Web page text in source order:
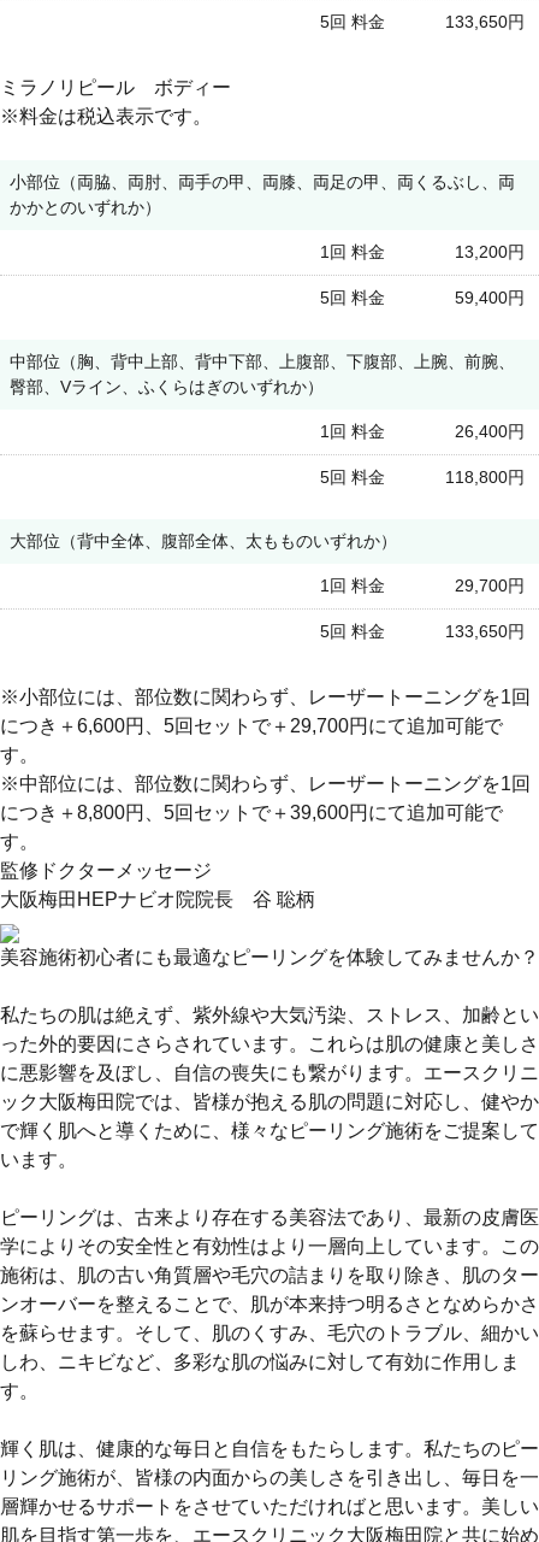
5回 料金 133,650円
ミラノリピール ボディー
※料金は税込表示です。
小部位（両脇、両肘、両手の甲、両膝、両足の甲、両くるぶし、両
かかとのいずれか）
1回 料金 13,200円
5回 料金 59,400円
中部位（胸、背中上部、背中下部、上腹部、下腹部、上腕、前腕、
臀部、Vライン、ふくらはぎのいずれか）
1回 料金 26,400円
5回 料金 118,800円
大部位（背中全体、腹部全体、太もものいずれか）
1回 料金 29,700円
5回 料金 133,650円
※小部位には、部位数に関わらず、レーザートーニングを1回
につき＋6,600円、5回セットで＋29,700円にて追加可能で
す。
※中部位には、部位数に関わらず、レーザートーニングを1回
につき＋8,800円、5回セットで＋39,600円にて追加可能で
す。
監修ドクターメッセージ
大阪梅田HEPナビオ院院長 谷 聡柄
美容施術初心者にも最適なピーリングを体験してみませんか？
私たちの肌は絶えず、紫外線や大気汚染、ストレス、加齢とい
った外的要因にさらされています。これらは肌の健康と美しさ
に悪影響を及ぼし、自信の喪失にも繋がります。エースクリニ
ック大阪梅田院では、皆様が抱える肌の問題に対応し、健やか
で輝く肌へと導くために、様々なピーリング施術をご提案して
います。
ピーリングは、古来より存在する美容法であり、最新の皮膚医
学によりその安全性と有効性はより一層向上しています。この
施術は、肌の古い角質層や毛穴の詰まりを取り除き、肌のター
ンオーバーを整えることで、肌が本来持つ明るさとなめらかさ
を蘇らせます。そして、肌のくすみ、毛穴のトラブル、細かい
しわ、ニキビなど、多彩な肌の悩みに対して有効に作用しま
す。
輝く肌は、健康的な毎日と自信をもたらします。私たちのピー
リング施術が、皆様の内面からの美しさを引き出し、毎日を一
層輝かせるサポートをさせていただければと思います。美しい
肌を目指す第一歩を、エースクリニック大阪梅田院と共に始め